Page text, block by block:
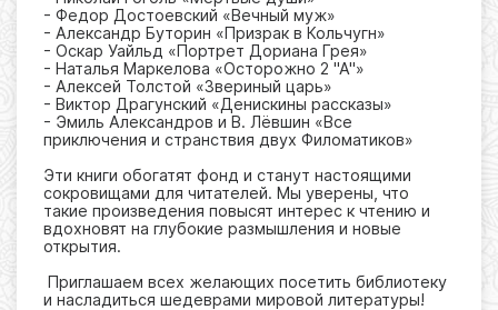
- Федор Достоевский «Вечный муж»
- Александр Буторин «Призрак в Кольчугн»
- Оскар Уайльд «Портрет Дориана Грея»
- Наталья Маркелова «Осторожно 2 "А"»
- Алексей Толстой «Звериный царь»
- Виктор Драгунский «Денискины рассказы»
- Эмиль Александров и В. Лёвшин «Все
приключения и странствия двух Филоматиков»
Эти книги обогатят фонд и станут настоящими
сокровищами для читателей. Мы уверены, что
такие произведения повысят интерес к чтению и
вдохновят на глубокие размышления и новые
открытия.
Приглашаем всех желающих посетить библиотеку
и насладиться шедеврами мировой литературы!